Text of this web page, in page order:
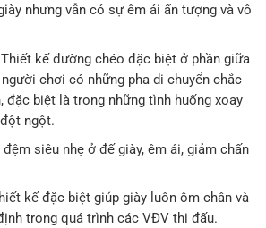
nhưng vẫn có sự êm ái ấn tượng và vô
Thiết kế đường chéo đặc biệt ở phần giữa
chơi có những pha di chuyển chắc
đặc biệt là trong những tình huống xoay
ngột.
siêu nhẹ ở đế giày, êm ái, giảm chấn
kế đặc biệt giúp giày luôn ôm chân và
trong quá trình các VĐV thi đấu.